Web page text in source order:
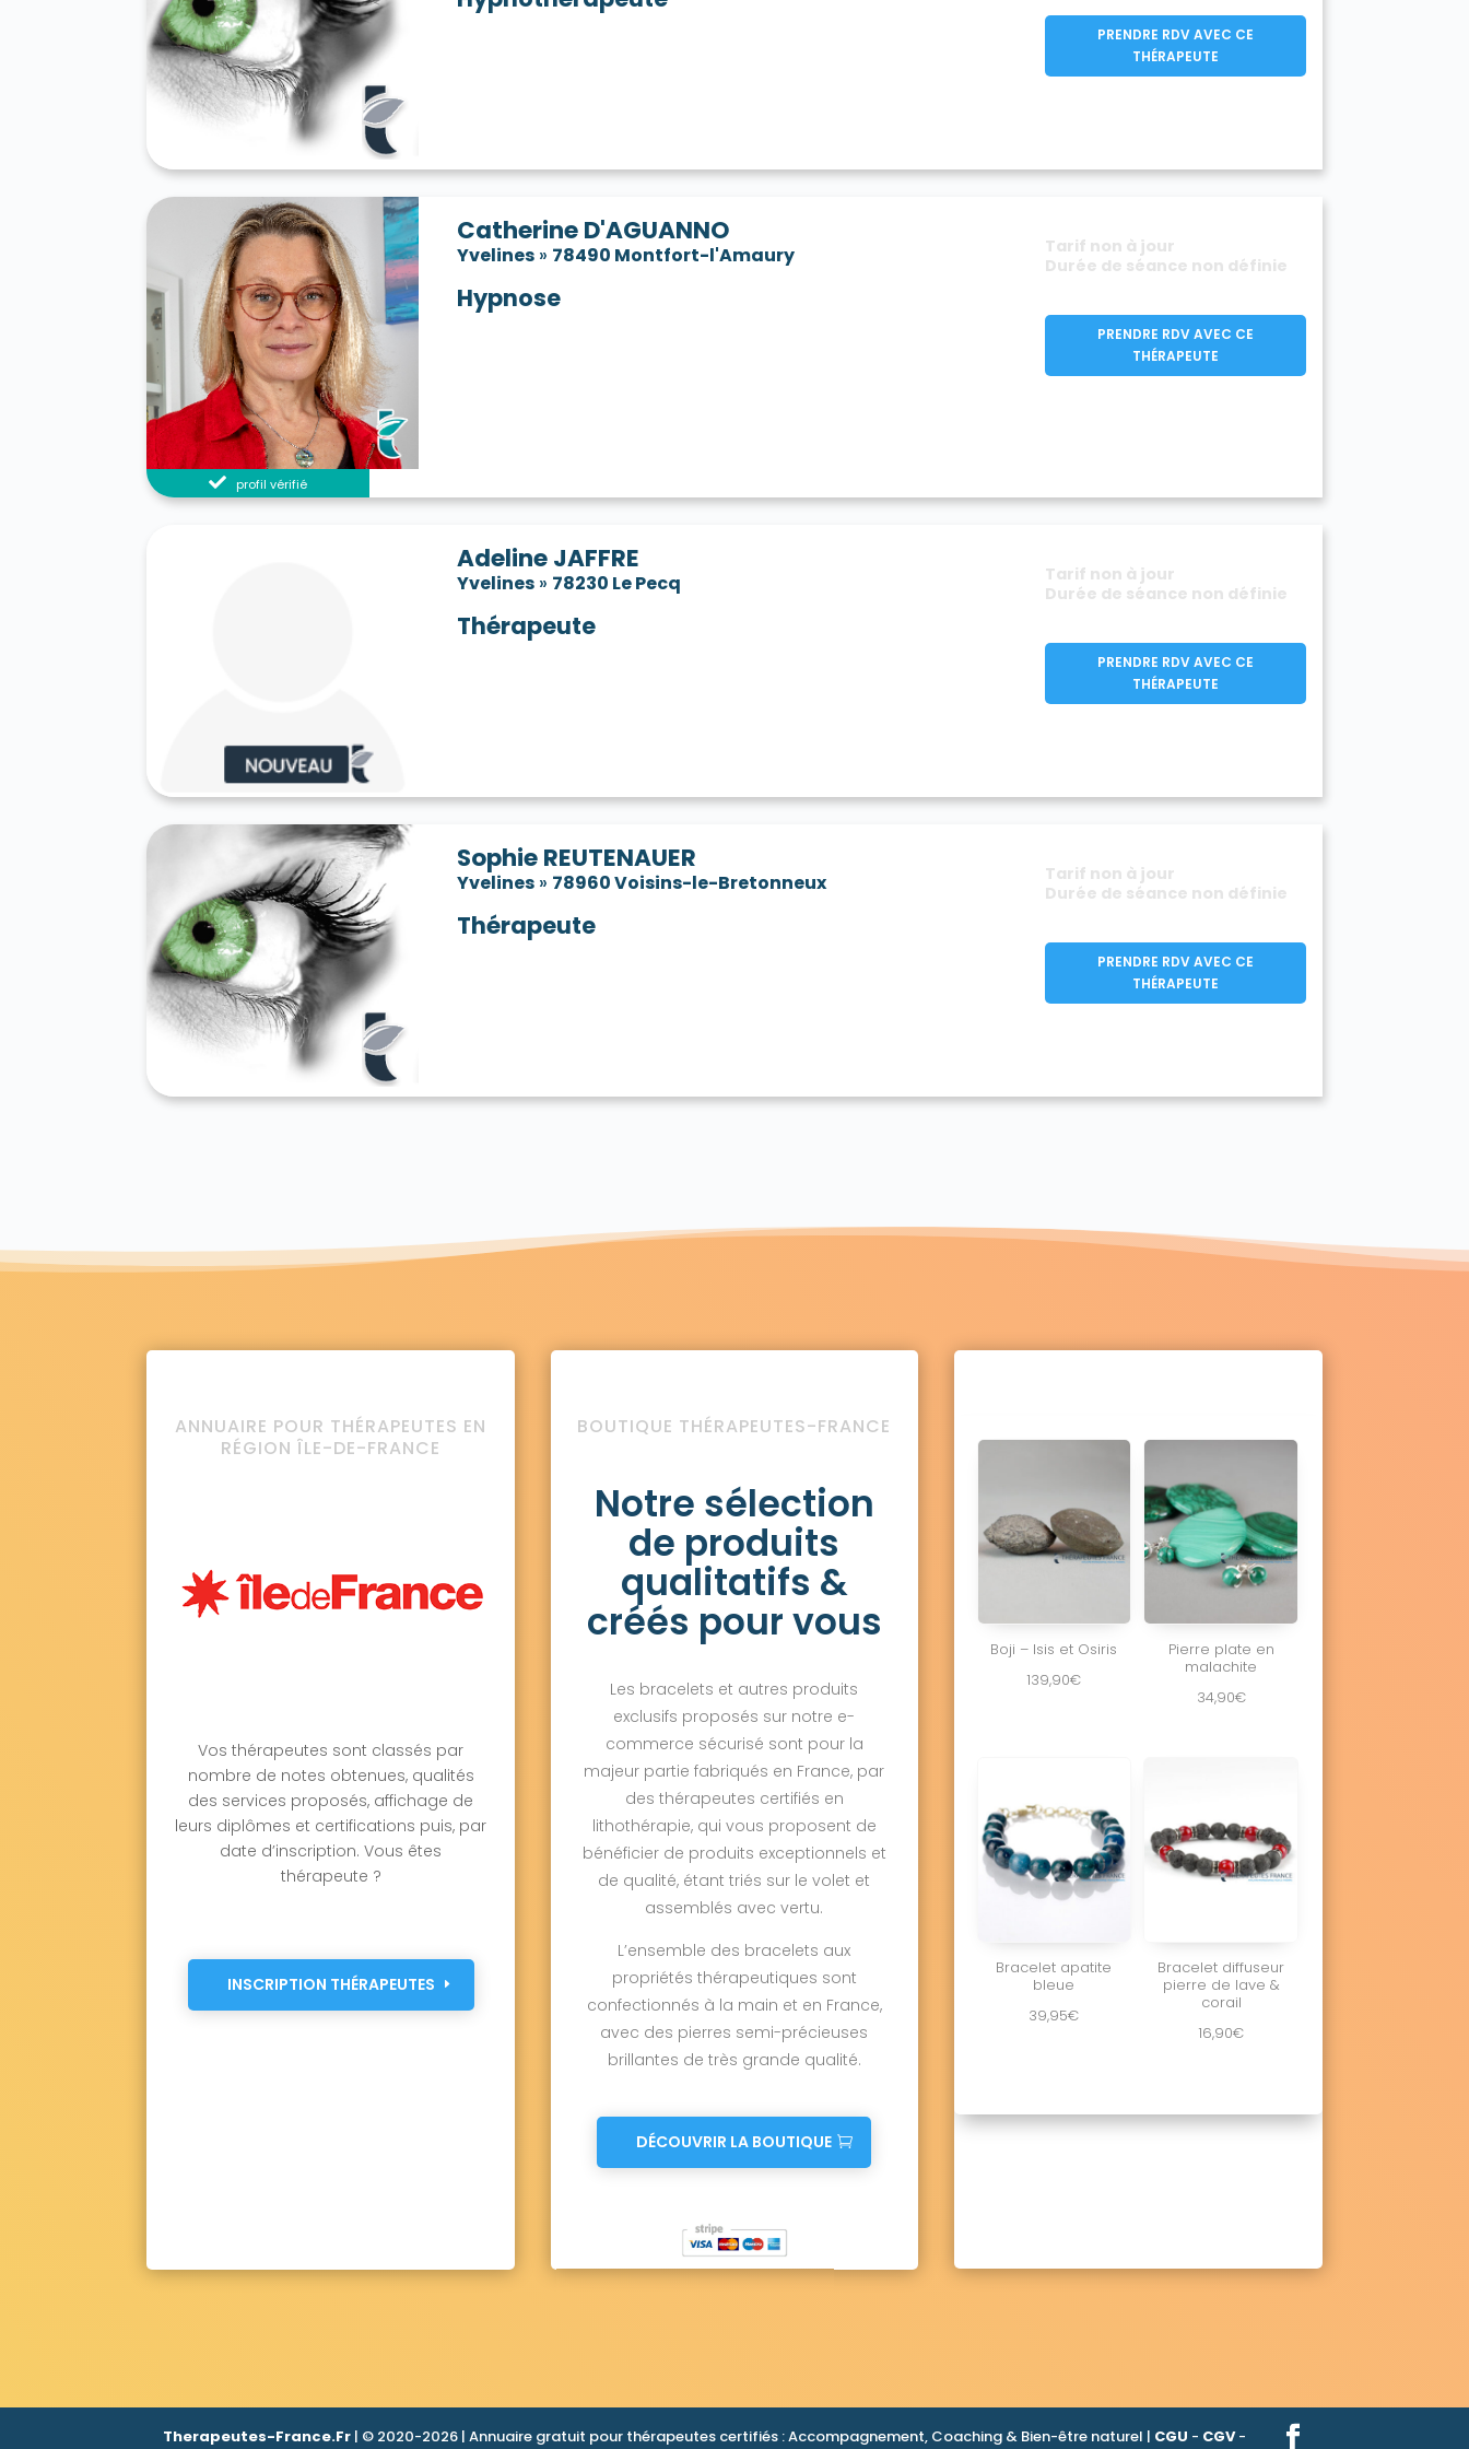
PRENDRE RDV AVEC CE
THÉRAPEUTE
profil vérifié
Catherine D'AGUANNO
Yvelines » 78490 Montfort-l'Amaury
Hypnose
Tarif non à jour
Durée de séance non définie
PRENDRE RDV AVEC CE
THÉRAPEUTE
Adeline JAFFRE
Yvelines » 78230 Le Pecq
Thérapeute
Tarif non à jour
Durée de séance non définie
PRENDRE RDV AVEC CE
THÉRAPEUTE
Sophie REUTENAUER
Yvelines » 78960 Voisins-le-Bretonneux
Thérapeute
Tarif non à jour
Durée de séance non définie
PRENDRE RDV AVEC CE
THÉRAPEUTE
ANNUAIRE POUR THÉRAPEUTES EN
RÉGION ÎLE-DE-FRANCE
Vos thérapeutes sont classés par
nombre de notes obtenues, qualités
des services proposés, affichage de
leurs diplômes et certifications puis, par
date d’inscription. Vous êtes
thérapeute ?
INSCRIPTION THÉRAPEUTES
BOUTIQUE THÉRAPEUTES-FRANCE
Notre sélection
de produits
qualitatifs &
créés pour vous
Les bracelets et autres produits
exclusifs proposés sur notre e-
commerce sécurisé sont pour la
majeur partie fabriqués en France, par
des thérapeutes certifiés en
lithothérapie, qui vous proposent de
bénéficier de produits exceptionnels et
de qualité, étant triés sur le volet et
assemblés avec vertu.
L’ensemble des bracelets aux
propriétés thérapeutiques sont
confectionnés à la main et en France,
avec des pierres semi-précieuses
brillantes de très grande qualité.
DÉCOUVRIR LA BOUTIQUE
Boji – Isis et Osiris
139,90€
Pierre plate en
malachite
34,90€
Bracelet apatite
bleue
39,95€
Bracelet diffuseur
pierre de lave &
corail
16,90€
Therapeutes-France.Fr | © 2020-2026 | Annuaire gratuit pour thérapeutes certifiés : Accompagnement, Coaching & Bien-être naturel | CGU - CGV-